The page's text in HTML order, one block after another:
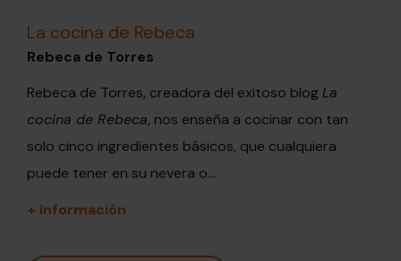
La cocina de Rebeca
Rebeca de Torres
Rebeca de Torres, creadora del exitoso blogLa
cocina de Rebeca, nos enseña a cocinar con tan
solo cinco ingredientes básicos, que cualquiera
puede tener en su nevera o...
+ información